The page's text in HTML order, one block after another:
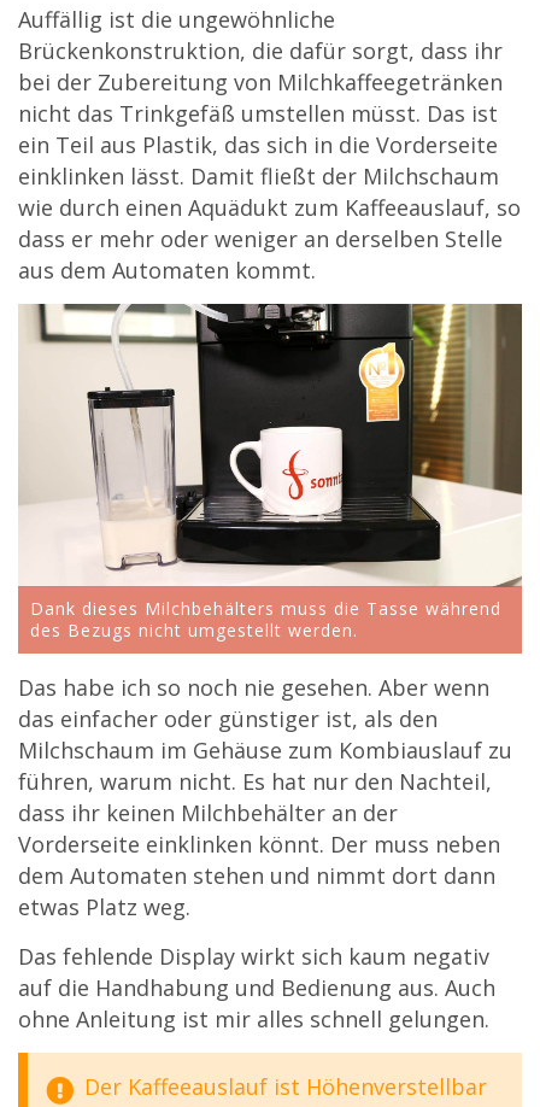
Auffällig ist die ungewöhnliche
Brückenkonstruktion, die dafür sorgt, dass ihr
bei der Zubereitung von Milchkaffeegetränken
nicht das Trinkgefäß umstellen müsst. Das ist
ein Teil aus Plastik, das sich in die Vorderseite
einklinken lässt. Damit fließt der Milchschaum
wie durch einen Aquädukt zum Kaffeeauslauf, so
dass er mehr oder weniger an derselben Stelle
aus dem Automaten kommt.
Dank dieses Milchbehälters muss die Tasse während
des Bezugs nicht umgestellt werden.
Das habe ich so noch nie gesehen. Aber wenn
das einfacher oder günstiger ist, als den
Milchschaum im Gehäuse zum Kombiauslauf zu
führen, warum nicht. Es hat nur den Nachteil,
dass ihr keinen Milchbehälter an der
Vorderseite einklinken könnt. Der muss neben
dem Automaten stehen und nimmt dort dann
etwas Platz weg.
Das fehlende Display wirkt sich kaum negativ
auf die Handhabung und Bedienung aus. Auch
ohne Anleitung ist mir alles schnell gelungen.
Der Kaffeeauslauf ist Höhenverstellbar